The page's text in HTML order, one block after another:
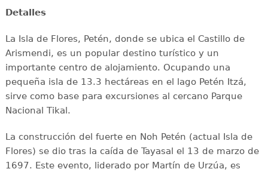
Detalles
La Isla de Flores, Petén, donde se ubica el Castillo de
Arismendi, es un popular destino turístico y un
importante centro de alojamiento. Ocupando una
pequeña isla de 13.3 hectáreas en el lago Petén Itzá,
sirve como base para excursiones al cercano Parque
Nacional Tikal.
La construcción del fuerte en Noh Petén (actual Isla de
Flores) se dio tras la caída de Tayasal el 13 de marzo de
1697. Este evento, liderado por Martín de Urzúa, es